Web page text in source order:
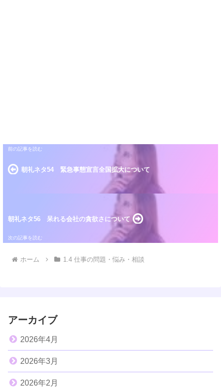
朝礼ネタ54 緊急事態宣言全国拡大について
朝礼ネタ56 呆れる会社の貪欲さについて
ホーム 1.4 仕事の問題・悩み・相談
アーカイブ
2026年4月
2026年3月
2026年2月